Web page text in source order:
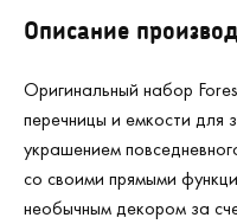
Описание
Оригинальный набор
перечницы и емкости для
украшением
со своими прямыми
необычным декором за